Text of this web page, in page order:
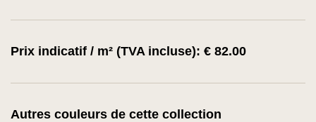
Prix indicatif / m² (TVA incluse): € 82.00
Autres couleurs de cette collection